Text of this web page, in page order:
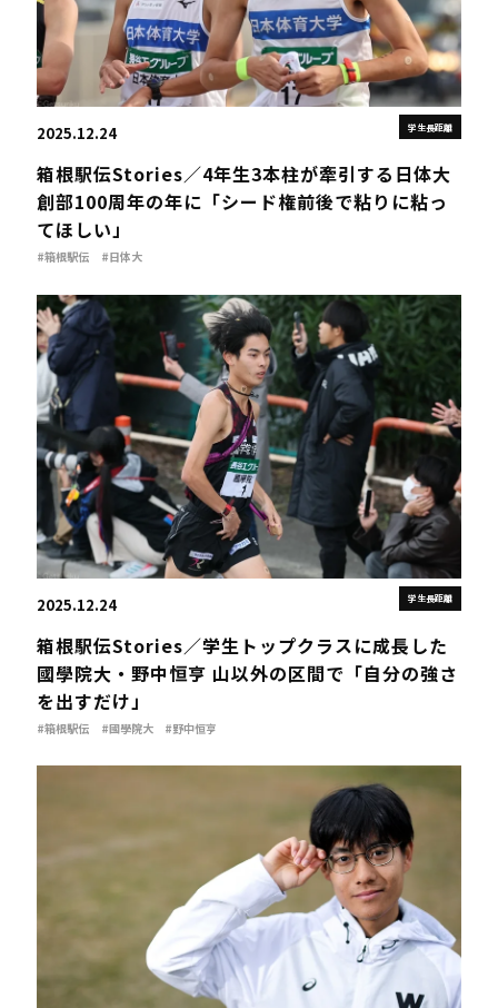
学生長距離
2025.12.24
箱根駅伝Stories／4年生3本柱が牽引する日体大
創部100周年の年に「シード権前後で粘りに粘っ
てほしい」
#箱根駅伝 #日体大
学生長距離
2025.12.24
箱根駅伝Stories／学生トップクラスに成長した
國學院大・野中恒亨 山以外の区間で「自分の強さ
を出すだけ」
#箱根駅伝 #國學院大 #野中恒亨